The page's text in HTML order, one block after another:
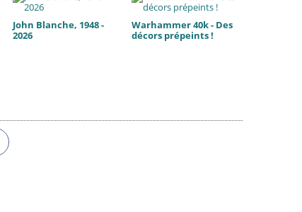
John Blanche, 1948 -
2026
Warhammer 40k - Des
décors prépeints !